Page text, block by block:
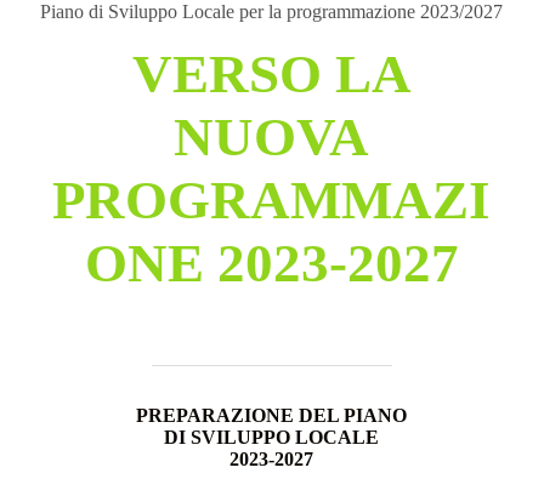
Piano di Sviluppo Locale per la programmazione 2023/2027
VERSO LA
NUOVA
PROGRAMMAZI
ONE 2023-2027
PREPARAZIONE DEL PIANO
DI SVILUPPO LOCALE
2023-2027